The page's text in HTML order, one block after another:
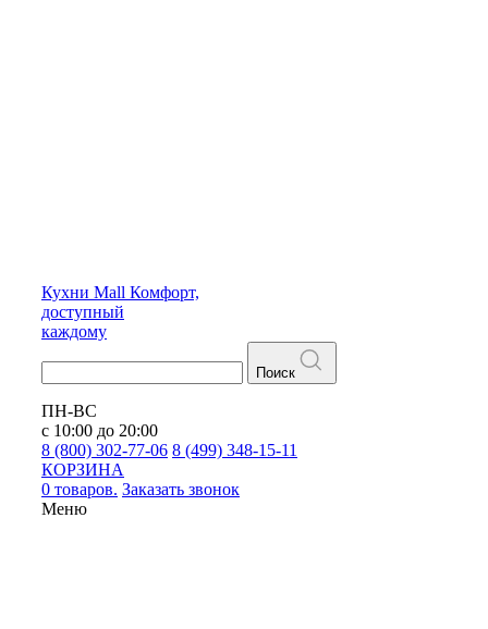
Кухни Mall Комфорт,
доступный
каждому
Поиск
ПН-ВС
с 10:00 до 20:00
8 (800) 302-77-06 8 (499) 348-15-11
КОРЗИНА
0 товаров. Заказать звонок
Меню